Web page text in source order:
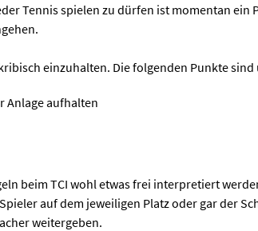
Tennis spielen zu dürfen ist momentan
einzuhalten. Die folgenden Punkte
Anlage aufhalten
beim TCI wohl etwas frei interpretiert
auf dem jeweiligen Platz oder gar der
weitergeben.